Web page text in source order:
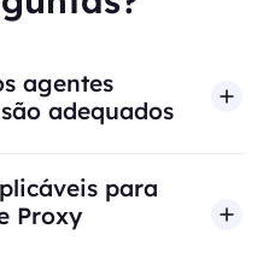
agentes
adequados
para
Proxy